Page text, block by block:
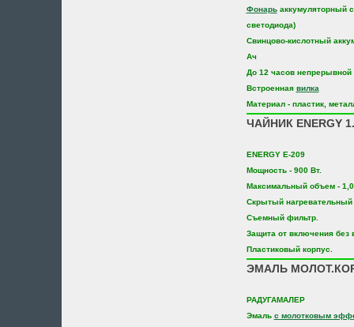
Фонарьаккумуляторный
светодиода)
Свинцово-кислотный
Ач
До 12 часов
Встроенная вилка
Материал - пластик,
ЧАЙНИК ENERGY
ENERGY E-209
Мощность - 900 Вт.
Максимальный объем -
Скрытый нагревательный
Съемный фильтр.
Защита от включения без
Пластиковый корпус.
ЭМАЛЬ
РАДУГАМАЛЕР
Эмаль с молотковым